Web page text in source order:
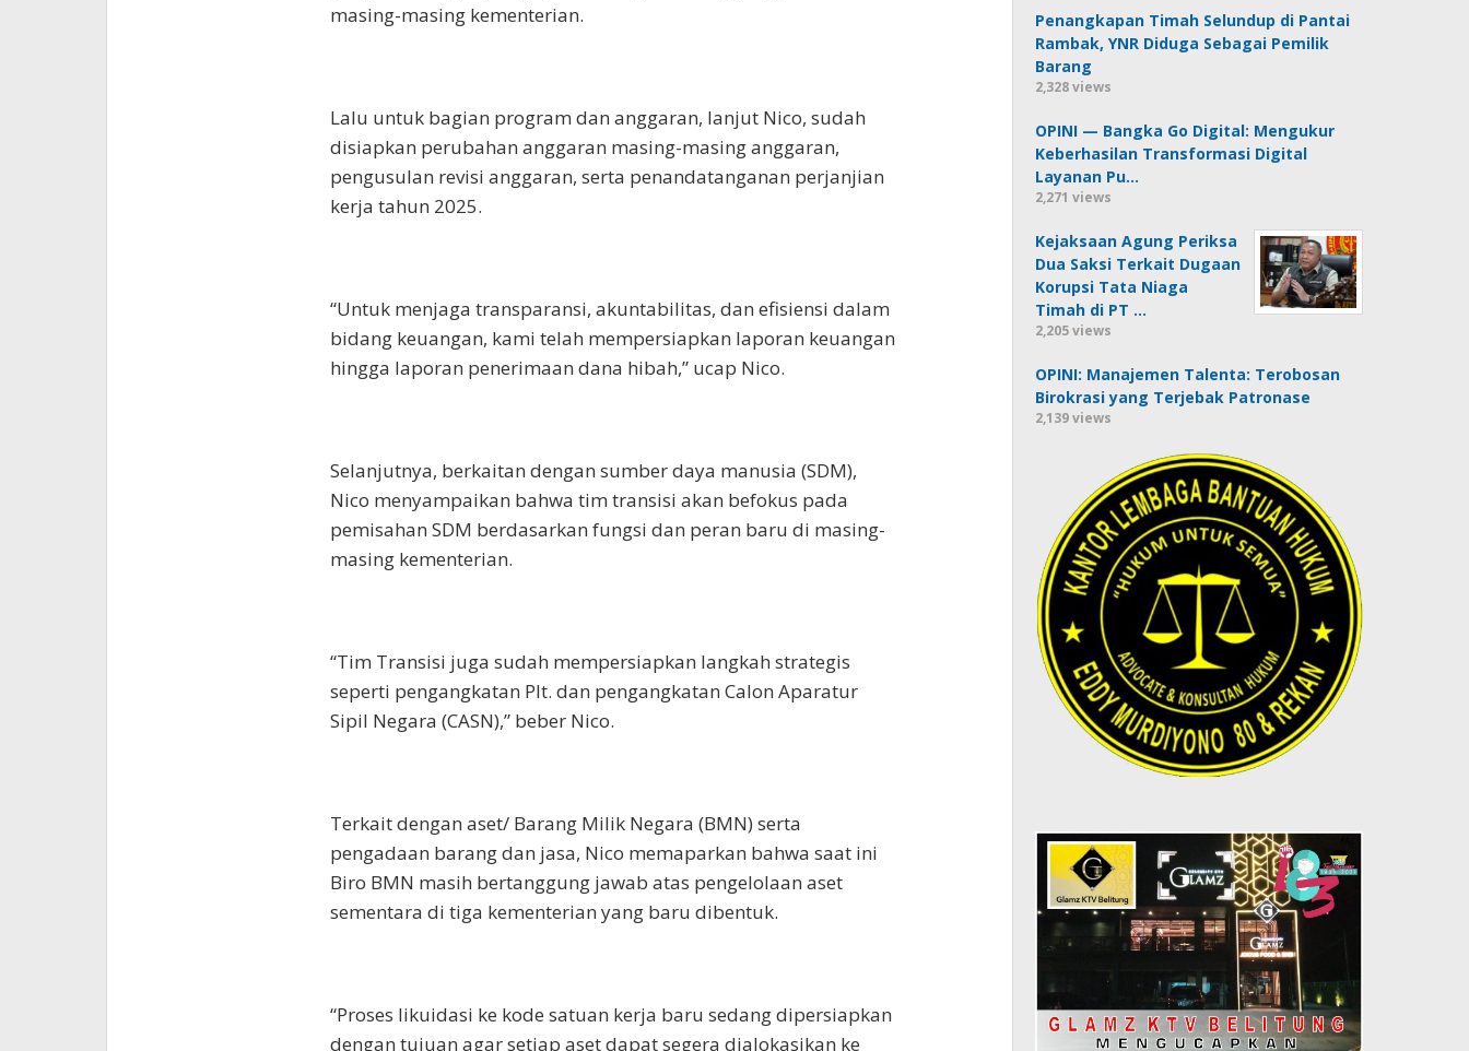
masing-masing kementerian.
Lalu untuk bagian program dan anggaran, lanjut Nico, sudah
disiapkan perubahan anggaran masing-masing anggaran,
pengusulan revisi anggaran, serta penandatanganan perjanjian
kerja tahun 2025.
“Untuk menjaga transparansi, akuntabilitas, dan efisiensi dalam
bidang keuangan, kami telah mempersiapkan laporan keuangan
hingga laporan penerimaan dana hibah,” ucap Nico.
Selanjutnya, berkaitan dengan sumber daya manusia (SDM),
Nico menyampaikan bahwa tim transisi akan befokus pada
pemisahan SDM berdasarkan fungsi dan peran baru di masing-
masing kementerian.
“Tim Transisi juga sudah mempersiapkan langkah strategis
seperti pengangkatan Plt. dan pengangkatan Calon Aparatur
Sipil Negara (CASN),” beber Nico.
Terkait dengan aset/ Barang Milik Negara (BMN) serta
pengadaan barang dan jasa, Nico memaparkan bahwa saat ini
Biro BMN masih bertanggung jawab atas pengelolaan aset
sementara di tiga kementerian yang baru dibentuk.
“Proses likuidasi ke kode satuan kerja baru sedang dipersiapkan
dengan tujuan agar setiap aset dapat segera dialokasikan ke
Penangkapan Timah Selundup di Pantai
Rambak, YNR Diduga Sebagai Pemilik
Barang
2,328 views
OPINI — Bangka Go Digital: Mengukur
Keberhasilan Transformasi Digital
Layanan Pu…
2,271 views
Kejaksaan Agung Periksa
Dua Saksi Terkait Dugaan
Korupsi Tata Niaga
Timah di PT …
2,205 views
OPINI: Manajemen Talenta: Terobosan
Birokrasi yang Terjebak Patronase
2,139 views